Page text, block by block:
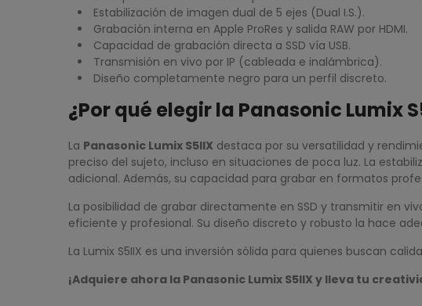
Estabilización de imagen dual de 5 ejes (Dual I.S.).
Grabación interna en Apple ProRes y salida RAW por HDMI.
Capacidad de grabación directa a SSD vía USB.
Transmisión en vivo por IP (cableada e inalámbrica).
Diseño completamente negro para un perfil discreto.
¿Por qué elegir la Panasonic Lumix
La Panasonic Lumix S5IIX destaca por su versatilidad y
preciso del sujeto, incluso en situaciones de poca luz. La
adicional. Además, su capacidad para grabar en formatos
La posibilidad de grabar directamente en SSD y transmitir en
eficiente y profesional. Su diseño discreto y robusto la hace
La Lumix S5IIX es una inversión sólida para quienes buscan
¡Adquiere ahora la Panasonic Lumix S5IIX y lleva tu